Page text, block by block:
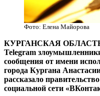
Фото: Елена Майорова
КУРГАНСКАЯ ОБЛАСТЬ,
Telegram
сообщения от имени
города Кургана
рассказало
социальной сети